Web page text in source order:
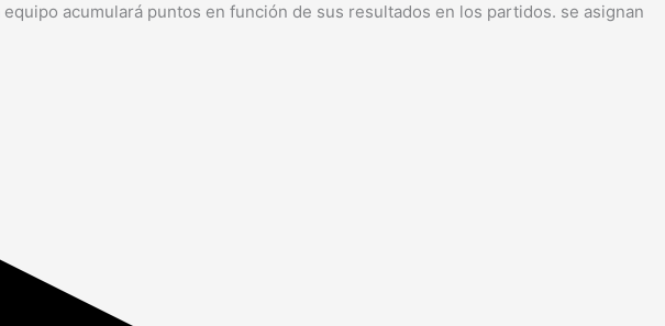
acumulará puntos en función de sus resultados en los partidos. se asignan